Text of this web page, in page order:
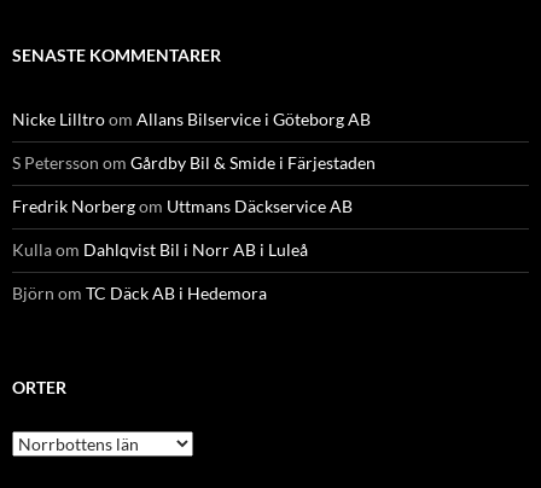
SENASTE KOMMENTARER
Nicke Lilltroom Allans Bilservice i Göteborg AB
S Petersson om Gårdby Bil & Smide i Färjestaden
Fredrik Norbergom Uttmans Däckservice AB
Kullaom Dahlqvist Bil i Norr AB i Luleå
Björn om TC Däck AB i Hedemora
ORTER
Orter